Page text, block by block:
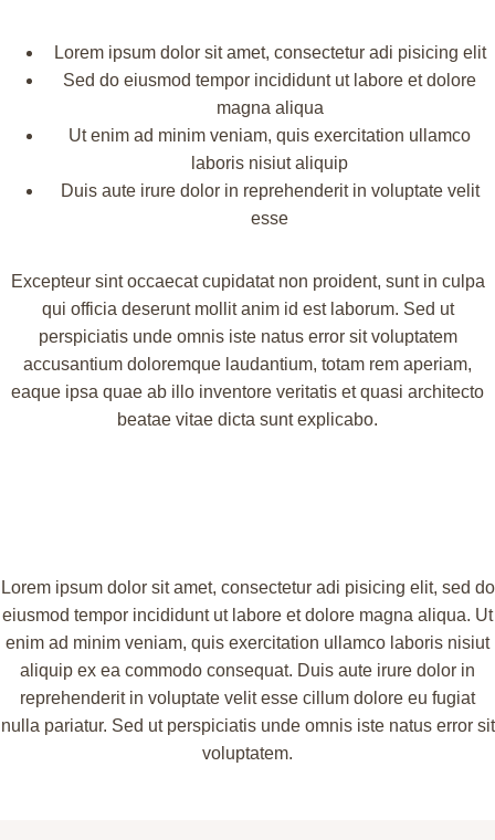
Lorem ipsum dolor sit amet, consectetur adi pisicing elit
Sed do eiusmod tempor incididunt ut labore et dolore
magna aliqua
Ut enim ad minim veniam, quis exercitation ullamco
laboris nisiut aliquip
Duis aute irure dolor in reprehenderit in voluptate velit
esse
Excepteur sint occaecat cupidatat non proident, sunt in culpa
qui officia deserunt mollit anim id est laborum. Sed ut
perspiciatis unde omnis iste natus error sit voluptatem
accusantium doloremque laudantium, totam rem aperiam,
eaque ipsa quae ab illo inventore veritatis et quasi architecto
beatae vitae dicta sunt explicabo.
Lorem ipsum dolor sit amet, consectetur adi pisicing elit, sed do
eiusmod tempor incididunt ut labore et dolore magna aliqua. Ut
enim ad minim veniam, quis exercitation ullamco laboris nisiut
aliquip ex ea commodo consequat. Duis aute irure dolor in
reprehenderit in voluptate velit esse cillum dolore eu fugiat
nulla pariatur. Sed ut perspiciatis unde omnis iste natus error sit
voluptatem.